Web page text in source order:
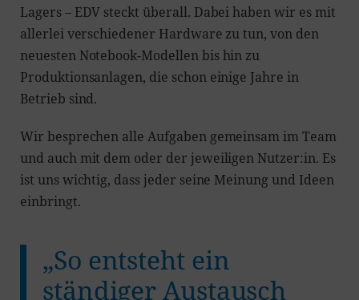
Lagers – EDV steckt überall. Dabei haben wir es mit
allerlei verschiedener Hardware zu tun, von den
neuesten Notebook-Modellen bis hin zu
Produktionsanlagen, die schon einige Jahre in
Betrieb sind.
Wir besprechen alle Aufgaben gemeinsam im Team
und auch mit dem oder der jeweiligen Nutzer:in. Es
ist uns wichtig, dass jeder seine Meinung und Ideen
einbringt.
„So entsteht ein
ständiger Austausch